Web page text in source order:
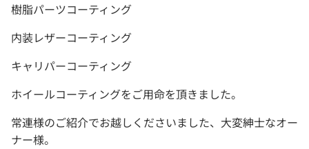
樹脂パーツコーティング
内装レザーコーティング
キャリパーコーティング
ホイールコーティングをご用命を頂きました。
常連様のご紹介でお越しくださいました、大変紳士なオー
ナー様。